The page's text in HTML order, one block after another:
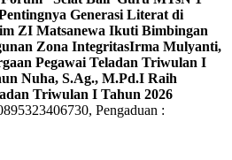
Generasi Literat di
ZI Matsanewa Ikuti Bimbingan
Zona IntegritasIrma Mulyanti,
Pegawai Teladan Triwulan I
Nuha, S.Ag., M.Pd.I Raih
Triwulan I Tahun 2026
Pengaduan :